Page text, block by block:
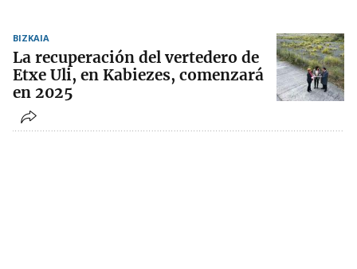
BIZKAIA
La recuperación del vertedero de
Etxe Uli, en Kabiezes, comenzará
en 2025